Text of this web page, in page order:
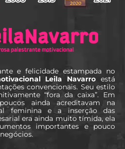
e felicidade estampada no
Leila Navarro está
convencionais. Seu estilo
“fora da caixa”. Em
ainda acreditavam na
feminina e a inserção das
era ainda muito tímida, ela
importantes e pouco